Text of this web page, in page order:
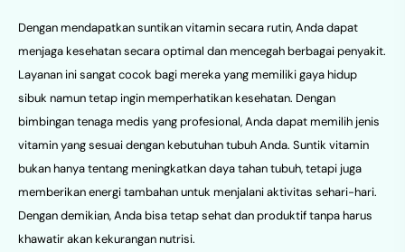
Dengan mendapatkan suntikan vitamin secara rutin, Anda dapat
menjaga kesehatan secara optimal dan mencegah berbagai penyakit.
Layanan ini sangat cocok bagi mereka yang memiliki gaya hidup
sibuk namun tetap ingin memperhatikan kesehatan. Dengan
bimbingan tenaga medis yang profesional, Anda dapat memilih jenis
vitamin yang sesuai dengan kebutuhan tubuh Anda. Suntik vitamin
bukan hanya tentang meningkatkan daya tahan tubuh, tetapi juga
memberikan energi tambahan untuk menjalani aktivitas sehari-hari.
Dengan demikian, Anda bisa tetap sehat dan produktif tanpa harus
khawatir akan kekurangan nutrisi.